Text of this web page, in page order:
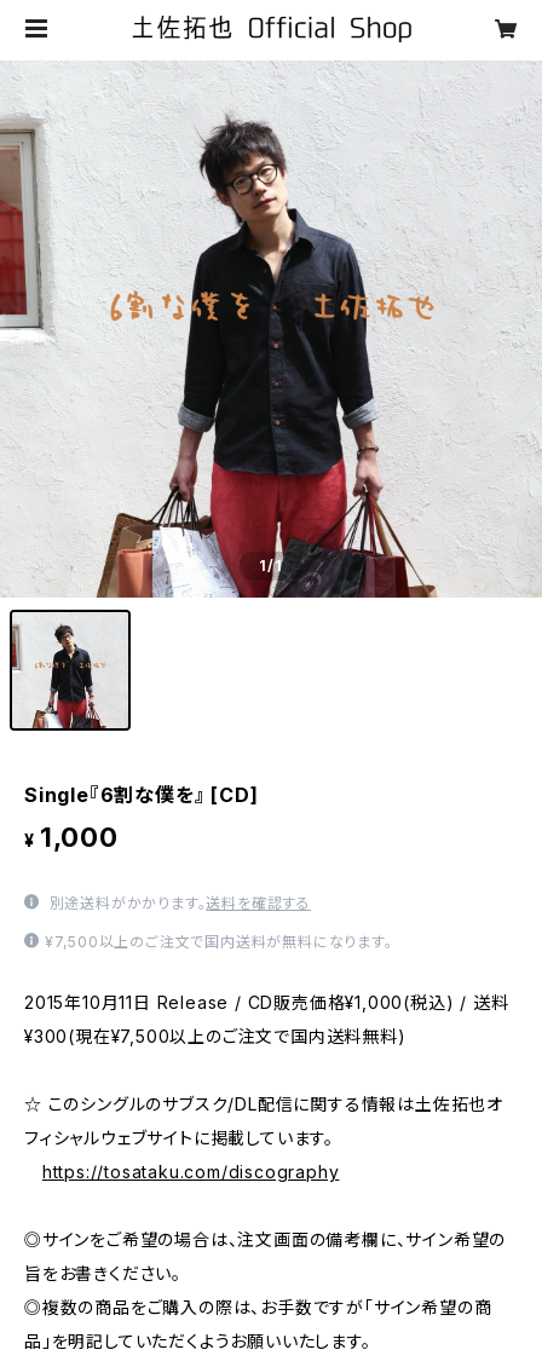
1/1
Single『6割な僕を』 [CD]
¥ 1,000
別途送料がかかります。送料を確認する
¥7,500以上のご注文で国内送料が無料になります。
2015年10月11日 Release / CD販売価格¥1,000(税込) / 送料
¥300(現在¥7,500以上のご注文で国内送料無料)
☆ このシングルのサブスク/DL配信に関する情報は土佐拓也オ
フィシャルウェブサイトに掲載しています。
https://tosataku.com/discography
◎サインをご希望の場合は、注文画面の備考欄に、サイン希望の
旨をお書きください。
◎複数の商品をご購入の際は、お手数ですが「サイン希望の商
品」を明記していただくようお願いいたします。